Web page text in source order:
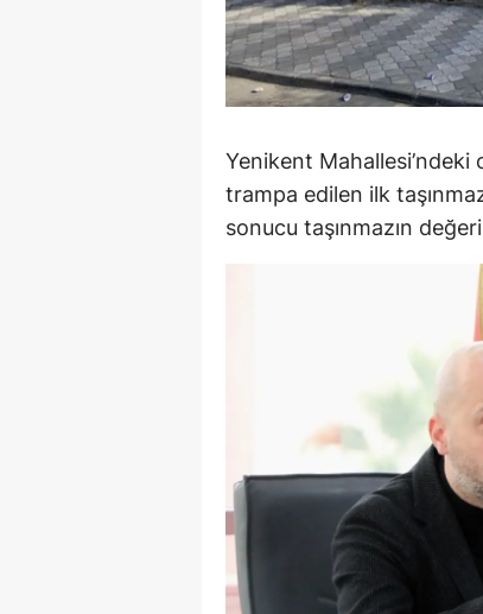
Yenikent Mahallesi’ndeki
trampa edilen ilk
sonucu taşınmazın